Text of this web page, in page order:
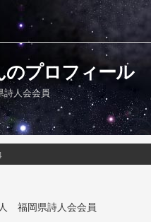
プロフィール
人会会員
福岡県詩人会会員